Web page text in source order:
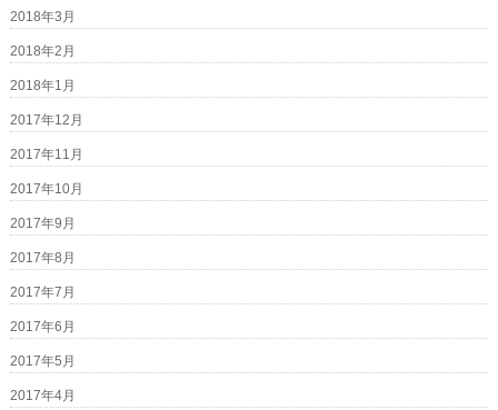
2018年3月
2018年2月
2018年1月
2017年12月
2017年11月
2017年10月
2017年9月
2017年8月
2017年7月
2017年6月
2017年5月
2017年4月